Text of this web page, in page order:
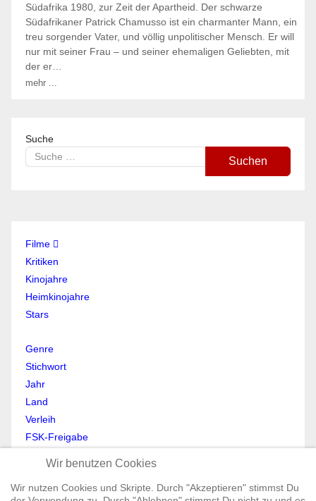
Südafrika 1980, zur Zeit der Apartheid. Der schwarze
Südafrikaner Patrick Chamusso ist ein charmanter Mann, ein
treu sorgender Vater, und völlig unpolitischer Mensch. Er will
nur mit seiner Frau – und seiner ehemaligen Geliebten, mit
der er…
mehr ...
Suche
Suchen
Filme
Kritiken
Kinojahre
Heimkinojahre
Stars
Genre
Stichwort
Jahr
Land
Verleih
FSK-Freigabe
Mein Profil
Wir benutzen Cookies
Wir nutzen Cookies und Skripte. Durch "Akzeptieren" stimmst Du